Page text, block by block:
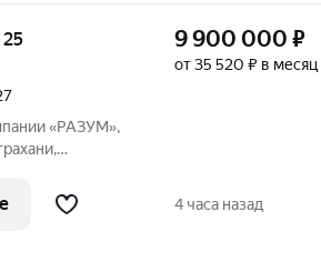
25 9 900 000 ₽
от 35 520 ₽ в месяц
4 часа назад